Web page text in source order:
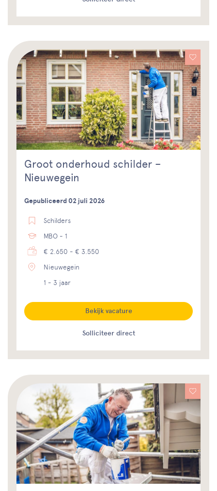
Groot onderhoud schilder –
Nieuwegein
Gepubliceerd 02 juli 2026
Schilders
MBO - 1
€ 2.650 - € 3.550
Nieuwegein
1 - 3 jaar
Solliciteer direct
Bekijk vacature